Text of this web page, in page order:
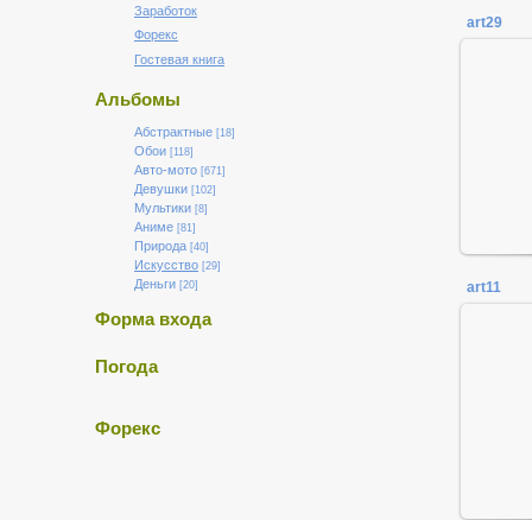
Заработок
Форекс
Гостевая книга
Альбомы
Абстрактные [18]
Обои [118]
Авто-мото [671]
Девушки [102]
Мультики [8]
Аниме [81]
Природа [40]
Искусство [29]
Деньги [20]
Форма входа
Погода
Форекс
art29
art11